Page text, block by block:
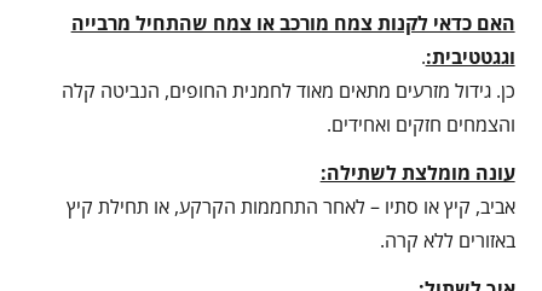
האם כדאי לקנות צמח מורכב או צמח שהתחיל מרבייה
וגגטטיבית:.
כן. גידול מזרעים מתאים מאוד לחמנית החופים, הנביטה קלה
והצמחים חזקים ואחידים.
עונה מומלצת לשתילה:
אביב, קיץ או סתיו – לאחר התחממות הקרקע, או תחילת קיץ
באזורים ללא קרה.